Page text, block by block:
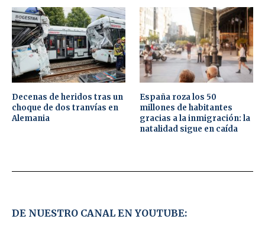
Decenas de heridos tras un
choque de dos tranvías en
Alemania
España roza los 50
millones de habitantes
gracias a la inmigración: la
natalidad sigue en caída
DE NUESTRO CANAL EN YOUTUBE: